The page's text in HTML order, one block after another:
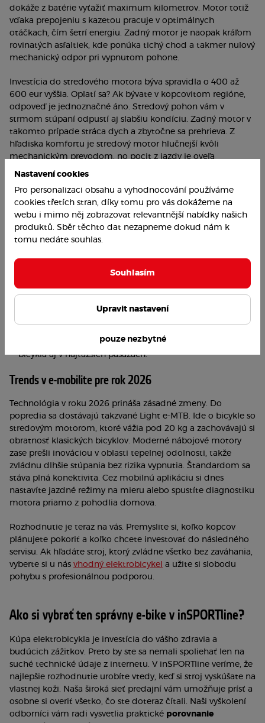
dokáže z batérie vyťažiť maximum kilometrov. Motor totiž
vďaka prepojeniu s kazetou pracuje v optimálnych
otáčkach, čím šetrí energiu. Zadný motor je naopak kráľom
rovinatých asfaltiek, kde ponúka tichý chod a takmer nulový
mechanický odpor pri vypnutom pohone.
Investícia do stredového motora býva spravidla o 400 až
600 eur vyššia. Oplatí sa? Ak bývate v kopcovitom regióne,
odpoveď je jednoznačné áno. Stredový pohon vám v
strmom stúpaní odpustí aj slabšiu kondíciu. Zadný motor v
takomto prípade stráca dych a zbytočne sa prehrieva. Z
hľadiska komfortu je stredový motor hlučnejší kvôli
mechanickým prevodom, no pocit z jazdy je oveľa
vyváženejší. Zadný motor je takmer nepočuteľný, no bicykel
Profil jazdca: Ktorý ste vy?
Mestský dochádzač:Ak hľadáte prostriedok na cestu do
práce, zadný motor je víťaz. Ponúka bleskový odpich zo
Pre jazdu po hrádzach a poľných
celodenné výlety s prevýšením, stredový motor vám dodá
potrebnú istotu a dlhší dojazd.
vysokým krútiacim momentom, ktorý udrží stabilitu
bicykla aj v najťažších pasážach.
Trends v e-mobilite pre rok 2026
Technológia v roku 2026 prináša zásadné zmeny. Do
popredia sa dostávajú takzvané Light e-MTB. Ide o bicykle so
stredovým motorom, ktoré vážia pod 20 kg a zachovávajú si
obratnosť klasických bicyklov. Moderné nábojové motory
zase prešli inováciou v oblasti tepelnej odolnosti, takže
zvládnu dlhšie stúpania bez rizika vypnutia. Štandardom sa
stáva plná konektivita. Cez mobilnú aplikáciu si dnes
nastavíte jazdné režimy na mieru alebo spustíte diagnostiku
motora priamo z pohodlia domova.
Rozhodnutie je teraz na vás. Premyslite si, koľko kopcov
plánujete pokoriť a koľko chcete investovať do následného
servisu. Ak hľadáte stroj, ktorý zvládne všetko bez zaváhania,
vyberte si u nás vhodný elektrobicykel a užite si slobodu
pohybu s profesionálnou podporou.
Ako si vybrať ten správny e-bike v inSPORTline?
Kúpa elektrobicykla je investícia do vášho zdravia a
budúcich zážitkov. Preto by ste sa nemali spoliehať len na
suché technické údaje z internetu. V inSPORTline veríme, že
najlepšie rozhodnutie urobíte vtedy, keď si stroj vyskúšate na
vlastnej koži. Naša široká sieť predajní vám umožňuje prísť a
osobne si overiť všetko, čo ste doteraz čítali. Naši vyškolení
odborníci vám radi vysvetlia praktické porovnanie
Nastavení cookies
Pro personalizaci obsahu a vyhodnocování používáme
cookies třetích stran, díky tomu pro vás dokážeme na
webu i mimo něj zobrazovat relevantnější nabídky našich
produktů. Sběr těchto dat nezapneme dokud nám k
tomu nedáte souhlas.
Souhlasím
Upravit nastavení
pouze nezbytné